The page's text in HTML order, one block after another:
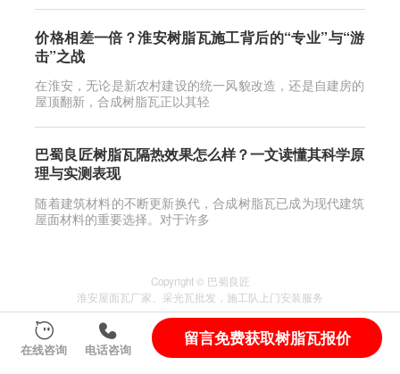
价格相差一倍？淮安树脂瓦施工背后的“专业”与“游
击”之战
在淮安，无论是新农村建设的统一风貌改造，还是自建房的
屋顶翻新，合成树脂瓦正以其轻
巴蜀良匠树脂瓦隔热效果怎么样？一文读懂其科学原
理与实测表现
随着建筑材料的不断更新换代，合成树脂瓦已成为现代建筑
屋面材料的重要选择。对于许多
Copyright © 巴蜀良匠
淮安屋面瓦厂家 采光瓦批发，施工队上门安装服务
服务城市：四川 自贡 宜宾 山东 佛山
自贡富顺县
蜀ICP备2024095838号-2
在线咨询 电话咨询
留言免费获取树脂瓦报价